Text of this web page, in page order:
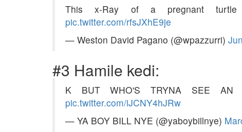
This x-Ray of a pregnant
pic.twitter.com/rfsJXhE9je
— Weston David Pagano (@wpazzurri)
#3 Hamile kedi:
K BUT WHO'S TRYNA SEE AN
pic.twitter.com/iJCNY4hJRw
— YA BOY BILL NYE (@yaboybillnye)
Kalbi Sağdadır?
Mamutlar Öldü,
Maymunlar Gerçekten
Soyabilir mi?
Hangisidir?
09.01.2026
Masum Kuryeler:
Kaçakçılığında Kullanılan
Hayvanlar